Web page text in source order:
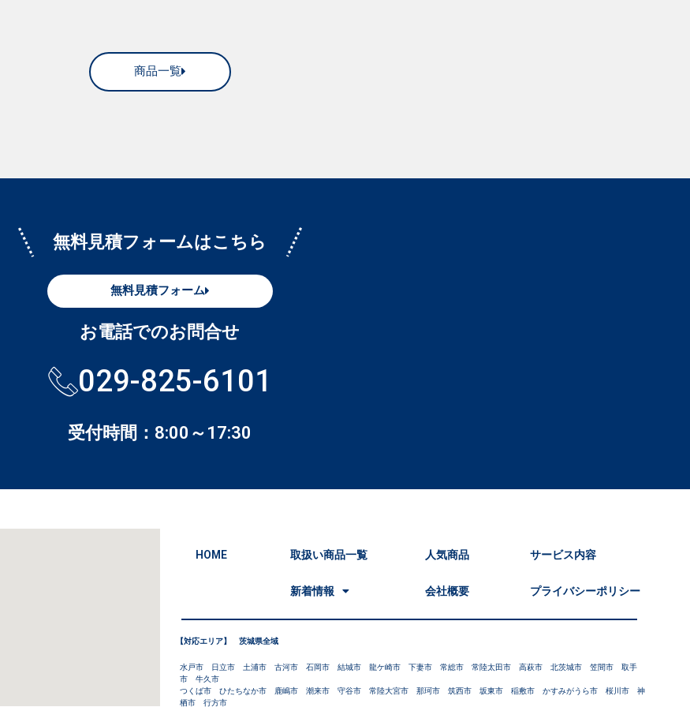
商品一覧
無料見積フォームはこちら
無料見積フォーム
お電話でのお問合せ
029-825-6101
受付時間：8:00～17:30
HOME 取扱い商品一覧
新着情報
人気商品
会社概要
サービス内容
プライバシーポリシー
【対応エリア】 茨城県全域
水戸市 日立市 土浦市 古河市 石岡市 結城市 龍ケ崎市 下妻市 常総市 常陸太田市 高萩市 北茨城市 笠間市 取手
市 牛久市
つくば市 ひたちなか市 鹿嶋市 潮来市 守谷市 常陸大宮市 那珂市 筑西市 坂東市 稲敷市 かすみがうら市 桜川市 神
栖市 行方市